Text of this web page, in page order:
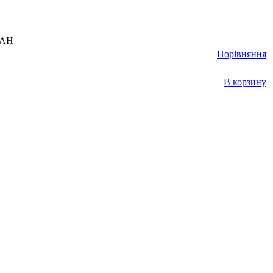
Порівняння
В корзину